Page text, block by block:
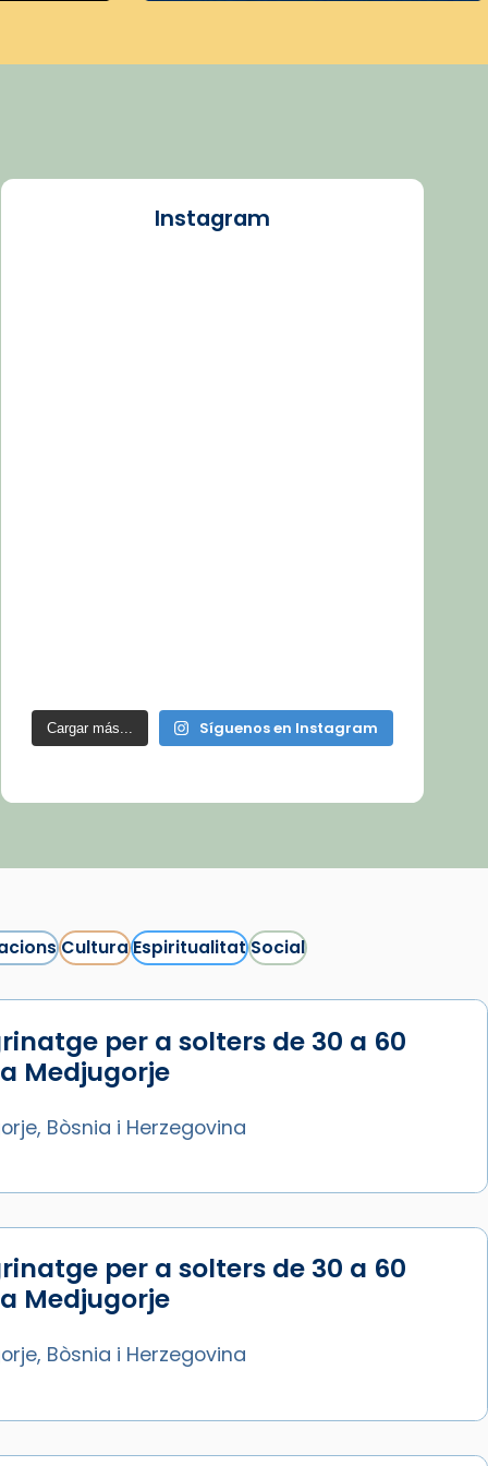
Instagram
Cargar más... Síguenos en Instagram
CulturaEspiritualitatSocial
per a solters de 30 a 60
Medjugorje
Bòsnia i Herzegovina
per a solters de 30 a 60
Medjugorje
Bòsnia i Herzegovina